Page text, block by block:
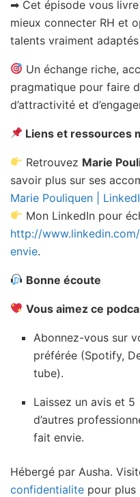
➡ Cet épisode vous
mieux connecter RH et
talents vraiment
Un échange riche,
pragmatique pour faire
d’attractivité et
Liens et ressources
Retrouvez Marie
savoir plus sur ses
Marie Pouliquen |
Mon LinkedIn pour
http://
envie.
Bonne écoute
Vous aimez ce
Abonnez-vous sur
préférée (Spotify,
tube).
Laissez un avis et 5
d’autres
fait envie.
Hébergé par Ausha.
confidentialite pour plus